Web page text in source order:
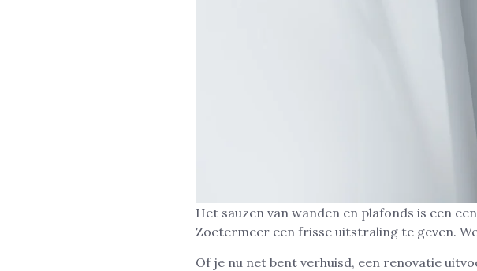
Het sauzen van wanden en plafonds is een
Zoetermeer een frisse uitstraling te geven.
Of je nu net bent verhuisd, een renovatie